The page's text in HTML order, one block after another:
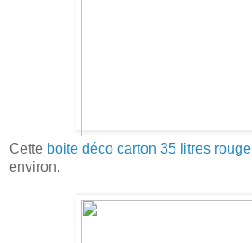
Cette boite déco carton 35 litres rouge
environ.